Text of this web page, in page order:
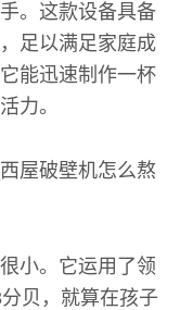
。这款设备具备
足以满足家庭成
能迅速制作一杯
力。
小。它运用了领
贝，就算在孩子